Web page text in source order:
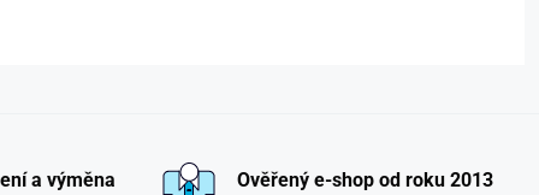
a výměna Ověřený e-shop od roku 2013